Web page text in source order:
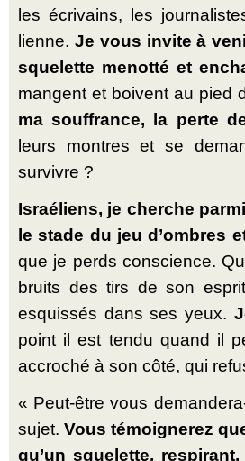
les écri­vains, les
lienne. Je vous invite à
sque­lette menotté et
mangent et boivent au pied
ma souf­france, la perte
leurs montres et se
survivre ?
Israé­liens, je cherche
le stade du jeu d’ombres
que je perds conscience.
bruits des tirs de son
esquissés dans ses yeux.
point il est tendu quand il
accroché à son côté, qui
« Peut-être vous
sujet.Vous témoi­gnerez
qu’un sque­lette,